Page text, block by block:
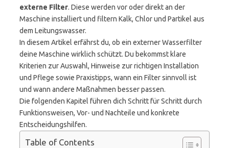
externe Filter. Diese werden vor oder direkt an der
Maschine installiert und filtern Kalk, Chlor und Partikel aus
dem Leitungswasser.
In diesem Artikel erfährst du, ob ein externer Wasserfilter
deine Maschine wirklich schützt. Du bekommst klare
Kriterien zur Auswahl, Hinweise zur richtigen Installation
und Pflege sowie Praxistipps, wann ein Filter sinnvoll ist
und wann andere Maßnahmen besser passen.
Die folgenden Kapitel führen dich Schritt für Schritt durch
Funktionsweisen, Vor- und Nachteile und konkrete
Entscheidungshilfen.
Table of Contents